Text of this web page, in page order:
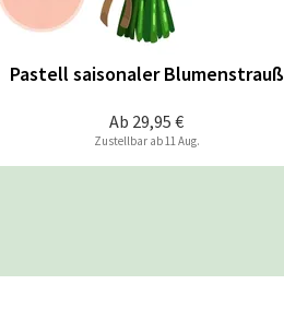
Ab 29,95 €
Pastell saisonaler Blumenstrauß
Zustellbar ab 11 Aug.